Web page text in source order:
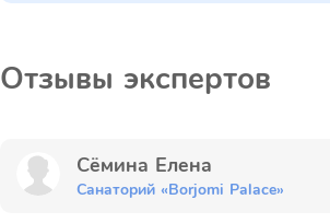
Отзывы экспертов
Сёмина Елена
Санаторий «Borjomi Palace»